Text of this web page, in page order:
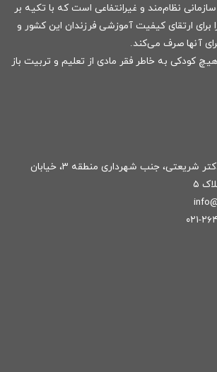
نظام‌مند و غیرانتفاعی است که با تکیه بر
برای ارتقای کیفیت آموزشی فرزندان این کشور و
آنها صرف می‌کند.
کودکی به خاطر فقر مادی از تعلیم و تربیت باز
نشانی: تهران، خیابان دکتر شریعتی، جنب شهرداری منطقه ۳، خیابان
۵